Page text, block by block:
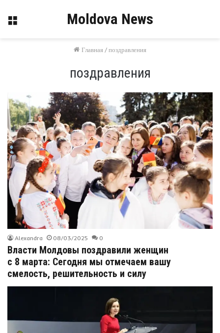
Меню Moldova News
Главная /поздравления
поздравления
Alexandra 08/03/2025 0
Власти Молдовы поздравили женщин
с 8 марта: Сегодня мы отмечаем вашу
смелость, решительность и силу